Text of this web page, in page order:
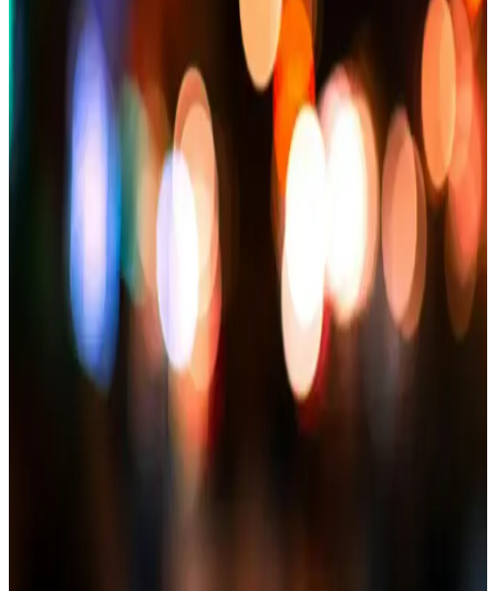
Moda trendleri, kullanım ipuçları ve uygun modellerle kış
gardırobunuzu yenileyin.
Mont Yıkama ve Bakım Rehberi: Uzman Tavsiyeleri
ve Doğru Yöntemler
Montlerin doğru yıkama ve bakım yöntemleriyle ömrünü uzatın.
Etiket talimatlarına uyun, uygun temizlik ve saklama yöntemleriyle
formunu koruyun, kış aylarında şıklığınız ve konforunuz için önemli
Erkekler İçin Su Geçirmez Montler: Kış ve
Yağmurlu Havalara Uygun Şık ve Fonksiyonel
Seçenekler
Erkekler için su geçirmez montler, hava koşullarına karşı koruma
sağlar, şıklık ve fonksiyonellik sunar. Farklı modeller ve
teknolojilerle, doğru seçim yapmanız için ipuçları içerir.
Kadın Tesettür Uzun Mont Modelleri ve Stil